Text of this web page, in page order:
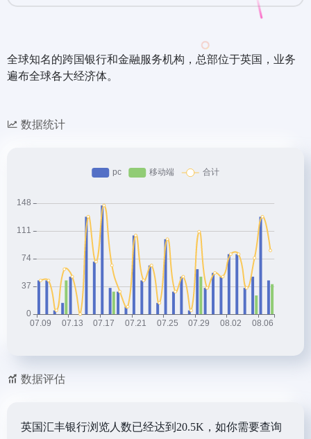
全球知名的跨国银行和金融服务机构，总部位于英国，业务
遍布全球各大经济体。
数据统计
数据评估
英国汇丰银行浏览人数已经达到20.5K，如你需要查询